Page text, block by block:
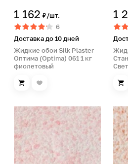
1 162 ₽/шт.
6
Доставка до 10 дней
Жидкие обои Silk Plaster
Оптима (Optima) 061 1 кг
фиолетовый
1